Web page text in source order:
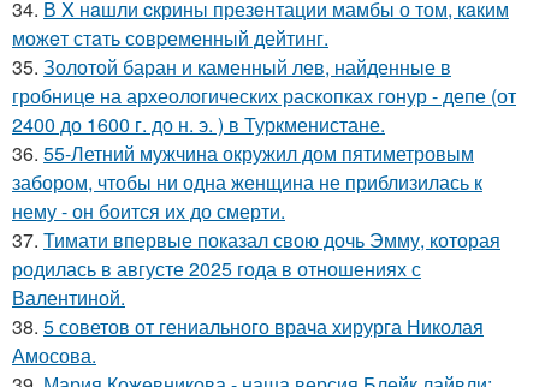
34. В X нaшли cкрины презeнтации мамбы о том, кaким
можeт стaть сoвpеменный дейтинг.
35. Золотой баран и каменный лев, найденные в
гробнице на археологических раскопках гонур - депе (от
2400 до 1600 г. до н. э. ) в Туркменистане.
36. 55-Летний мужчина окружил дом пятиметровым
забором, чтобы ни одна женщина не приблизилась к
нему - он боится их до смерти.
37. Тимати впервые показал свою дочь Эмму, которая
родилась в августе 2025 года в отношениях с
Валентиной.
38. 5 советов от гениального врача хирурга Николая
Амосова.